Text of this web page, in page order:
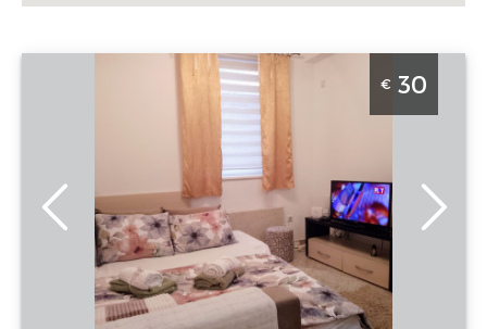
Studio Apartman Dilajla Beograd Zvezdara je lepo
uredjen stan na dan za 2 osobe u Mirijevu
Beograd
Zvezdara
Adresa:Miliceva
30 €
Gosti:
2
Kvadratura :33
m2
Struktura :
Studio
€ 30